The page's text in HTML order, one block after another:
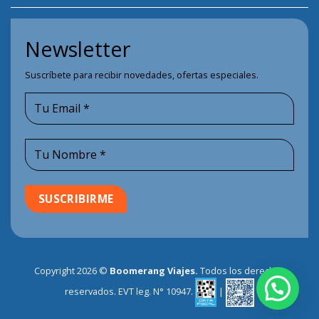
Newsletter
Suscríbete para recibir novedades, ofertas especiales.
Copyright 2026 © Boomerang Viajes. Todos los derechos
reservados. EVT leg. N° 10947.
|